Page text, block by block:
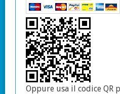
Oppure usa il codice QR